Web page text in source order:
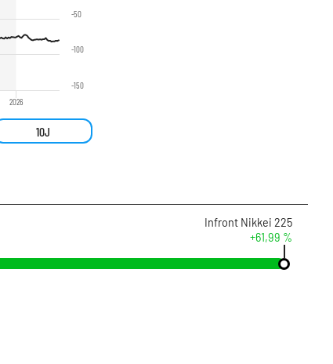
2026
-150
-100
-50
10J
Infront Nikkei 225
+61,99 %